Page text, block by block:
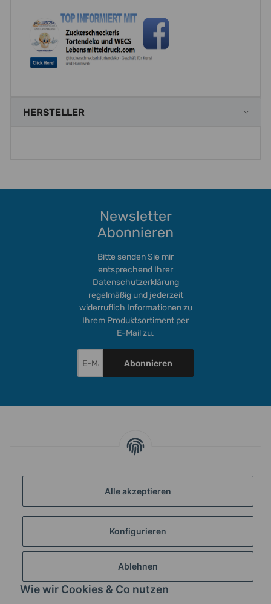
Alle akzeptieren
Konfigurieren
Ablehnen
Wie wir Cookies & Co nutzen
HERSTELLER
Newsletter
Abonnieren
Bitte senden Sie mir
entsprechend Ihrer
Datenschutzerklärung
regelmäßig und jederzeit
widerruflich Informationen zu
Ihrem Produktsortiment per
E-Mail zu.
Abonnieren
INFORMATIONEN
GESETZLICHE INFORMATIONEN
ZAHLUNG & VERSAND